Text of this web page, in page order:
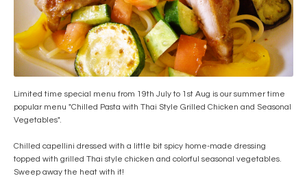
Limited time special menu from 19th July to 1st Aug is our summer time
popular menu "Chilled Pasta with Thai Style Grilled Chicken and Seasonal
Vegetables".
Chilled capellini dressed with a little bit spicy home-made dressing
topped with grilled Thai style chicken and colorful seasonal vegetables.
Sweep away the heat with it!